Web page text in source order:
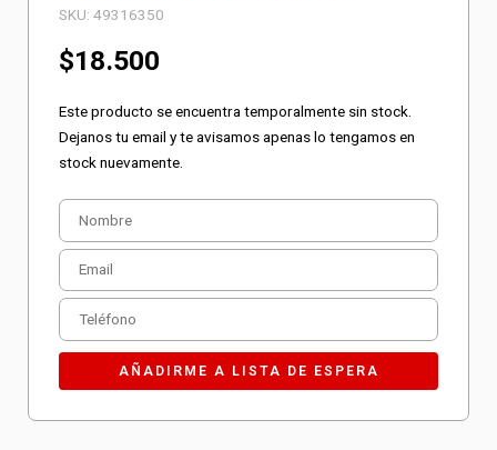
SKU:49316350
$18.500
Este producto se encuentra temporalmente sin stock.
Dejanos tu email y te avisamos apenas lo tengamos en
stock nuevamente.